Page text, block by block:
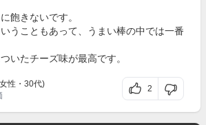
飽きないです。
うこともあって、うまい棒の中では一番
いたチーズ味が最高です。
性・30代)
2